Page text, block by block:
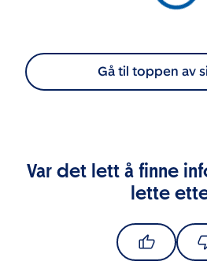
Gå til toppen av
Var det lett å finne
lette